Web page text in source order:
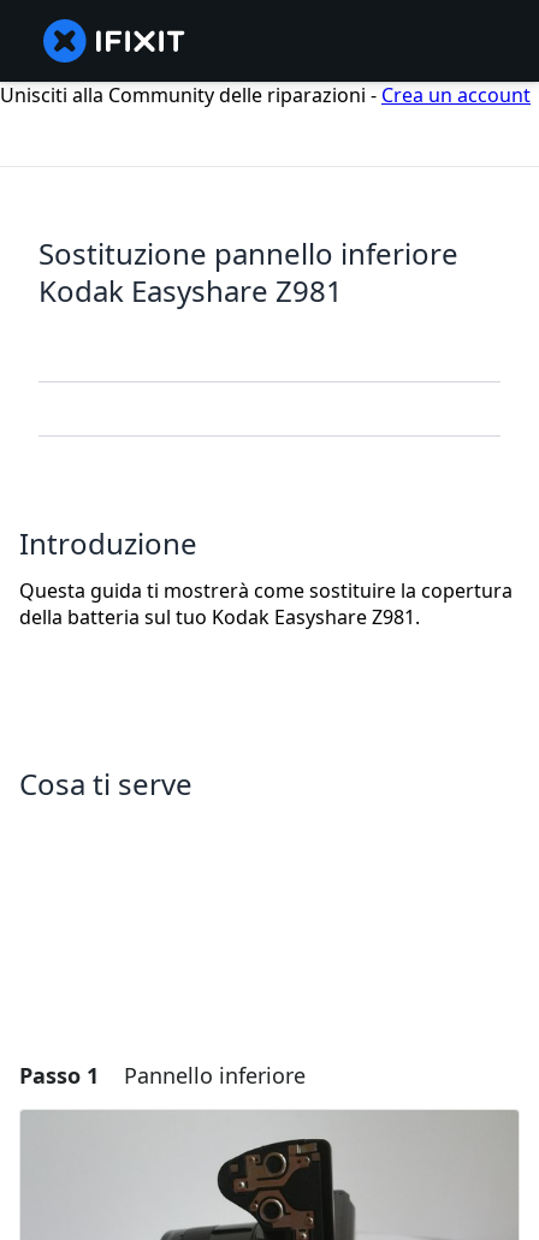
Unisciti alla Community delle riparazioni - Crea un account
Sostituzione pannello inferiore
Kodak Easyshare Z981
Introduzione
Questa guida ti mostrerà come sostituire la copertura
della batteria sul tuo Kodak Easyshare Z981.
Cosa ti serve
Passo 1 Pannello inferiore